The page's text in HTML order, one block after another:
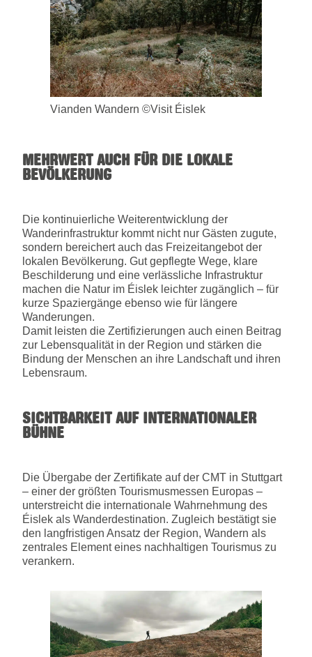
Vianden Wandern ©Visit Éislek
MEHRWERT AUCH FÜR DIE LOKALE
BEVÖLKERUNG
Die kontinuierliche Weiterentwicklung der
Wanderinfrastruktur kommt nicht nur Gästen zugute,
sondern bereichert auch das Freizeitangebot der
lokalen Bevölkerung. Gut gepflegte Wege, klare
Beschilderung und eine verlässliche Infrastruktur
machen die Natur im Éislek leichter zugänglich – für
kurze Spaziergänge ebenso wie für längere
Wanderungen.
Damit leisten die Zertifizierungen auch einen Beitrag
zur Lebensqualität in der Region und stärken die
Bindung der Menschen an ihre Landschaft und ihren
Lebensraum.
SICHTBARKEIT AUF INTERNATIONALER
BÜHNE
Die Übergabe der Zertifikate auf der CMT in Stuttgart
– einer der größten Tourismusmessen Europas –
unterstreicht die internationale Wahrnehmung des
Éislek als Wanderdestination. Zugleich bestätigt sie
den langfristigen Ansatz der Region, Wandern als
zentrales Element eines nachhaltigen Tourismus zu
verankern.